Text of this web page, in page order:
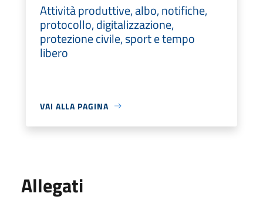
Attività produttive, albo, notifiche,
protocollo, digitalizzazione,
protezione civile, sport e tempo
libero
VAI ALLA PAGINA
Allegati